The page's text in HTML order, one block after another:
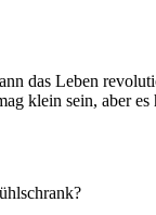
das Leben
klein sein, aber